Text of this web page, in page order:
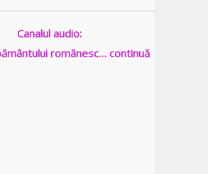
Canalul audio:
românesc… continuă